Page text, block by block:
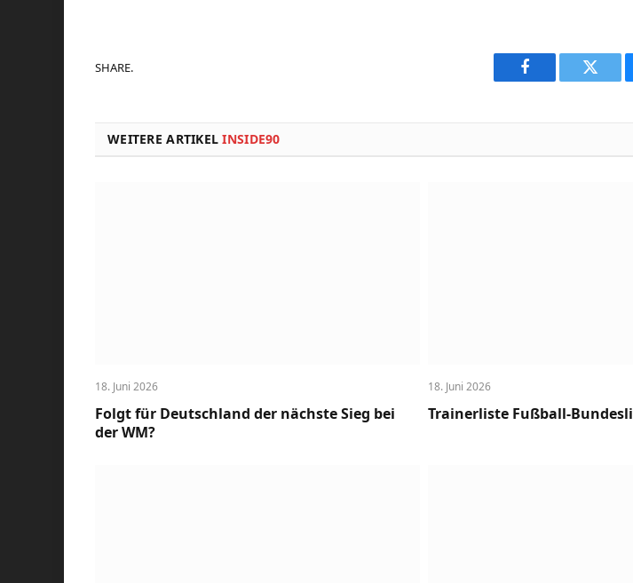
SHARE.
Facebook
WEITERE ARTIKELINSIDE90
18. Juni 2026
Folgt für Deutschland der nächste Sieg bei
der WM?
18. Juni 2026
Trainerliste Fußball-